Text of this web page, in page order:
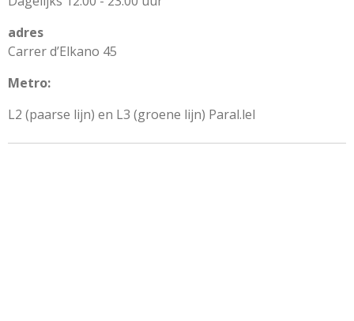
adres
Carrer d’Elkano 45
Metro:
L2 (paarse lijn) en L3 (groene lijn) Paral.lel